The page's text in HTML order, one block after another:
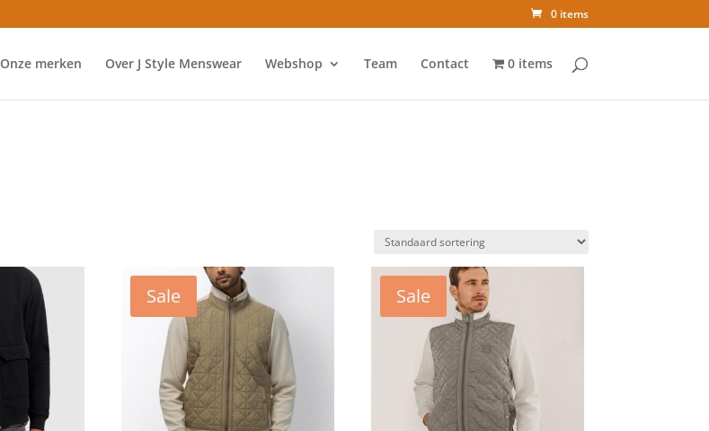
0 items
Onze merken Over J Style Menswear Webshop Team Contact 0 items
Sale Sale